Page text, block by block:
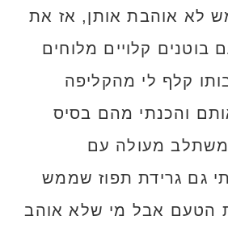
לא אוהבת אותן, אז את
בוטנים קלויים מלוחים
קלף לי מהקליפה
והכנתי מהם בסיס
מעולה עם
גם גרידת תפוז שממש
הטעם אבל מי שלא אוהב